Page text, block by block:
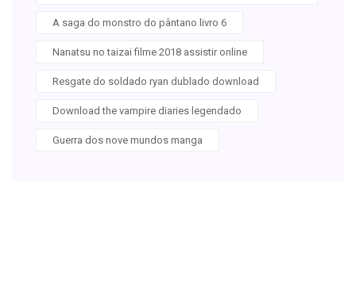
A saga do monstro do pântano livro 6
Nanatsu no taizai filme 2018 assistir online
Resgate do soldado ryan dublado download
Download the vampire diaries legendado
Guerra dos nove mundos manga